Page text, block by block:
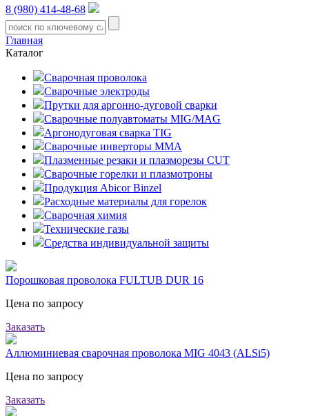
8 (980) 414-48-68
Главная
Каталог
Сварочная проволока
Сварочные электроды
Прутки для аргонно-дуговой сварки
Сварочные полуавтоматы MIG/MAG
Аргонодуговая сварка TIG
Сварочные инверторы MMA
Плазменные резаки и плазморезы CUT
Сварочные горелки и плазмотроны
Продукция Abicor Binzel
Расходные материалы для горелок
Сварочная химия
Технические газы
Средства индивидуальной защиты
Порошковая проволока FULTUB DUR 16
Цена по запросу
Заказать
Аллюминиевая сварочная проволока MIG 4043 (ALSi5)
Цена по запросу
Заказать